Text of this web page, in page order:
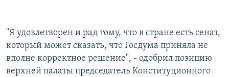
"Я удовлетворен и рад тому, что в стране есть сенат,
который может сказать, что Госдума приняла не
вполне корректное решение", - одобрил позицию
верхней палаты председатель Конституционного